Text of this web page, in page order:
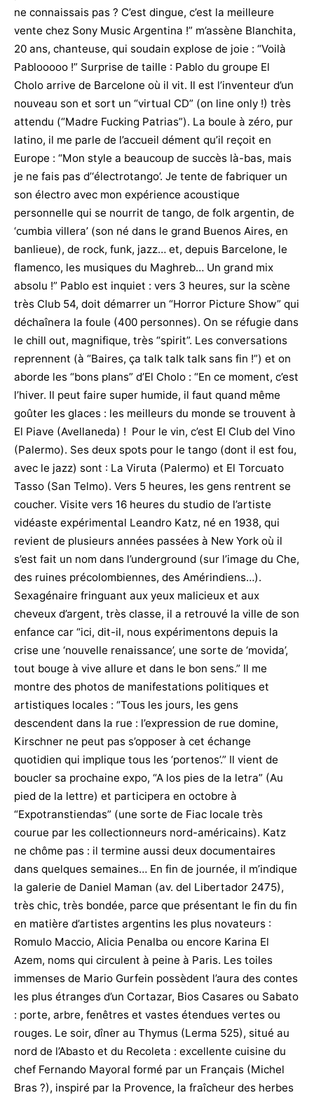
ne connaissais pas ? C’est dingue, c’est la meilleure
vente chez Sony Music Argentina !” m’assène Blanchita,
20 ans, chanteuse, qui soudain explose de joie : “Voilà
Pablooooo !” Surprise de taille : Pablo du groupe El
Cholo arrive de Barcelone où il vit. Il est l’inventeur d’un
nouveau son et sort un “virtual CD” (on line only !) très
attendu (“Madre Fucking Patrias”). La boule à zéro, pur
latino, il me parle de l’accueil dément qu’il reçoit en
Europe : “Mon style a beaucoup de succès là-bas, mais
je ne fais pas d’‘électrotango’. Je tente de fabriquer un
son électro avec mon expérience acoustique
personnelle qui se nourrit de tango, de folk argentin, de
‘cumbia villera’ (son né dans le grand Buenos Aires, en
banlieue), de rock, funk, jazz… et, depuis Barcelone, le
flamenco, les musiques du Maghreb… Un grand mix
absolu !” Pablo est inquiet : vers 3 heures, sur la scène
très Club 54, doit démarrer un “Horror Picture Show” qui
déchaînera la foule (400 personnes). On se réfugie dans
le chill out, magnifique, très “spirit”. Les conversations
reprennent (à “Baires, ça talk talk talk sans fin !”) et on
aborde les “bons plans” d’El Cholo : “En ce moment, c’est
l’hiver. Il peut faire super humide, il faut quand même
goûter les glaces : les meilleurs du monde se trouvent à
El Piave (Avellaneda) ! Pour le vin, c’est El Club del Vino
(Palermo). Ses deux spots pour le tango (dont il est fou,
avec le jazz) sont : La Viruta (Palermo) et El Torcuato
Tasso (San Telmo). Vers 5 heures, les gens rentrent se
coucher. Visite vers 16 heures du studio de l’artiste
vidéaste expérimental Leandro Katz, né en 1938, qui
revient de plusieurs années passées à New York où il
s’est fait un nom dans l’underground (sur l’image du Che,
des ruines précolombiennes, des Amérindiens…).
Sexagénaire fringuant aux yeux malicieux et aux
cheveux d’argent, très classe, il a retrouvé la ville de son
enfance car “ici, dit-il, nous expérimentons depuis la
crise une ‘nouvelle renaissance’, une sorte de ‘movida’,
tout bouge à vive allure et dans le bon sens.” Il me
montre des photos de manifestations politiques et
artistiques locales : “Tous les jours, les gens
descendent dans la rue : l’expression de rue domine,
Kirschner ne peut pas s’opposer à cet échange
quotidien qui implique tous les ‘portenos’.” Il vient de
boucler sa prochaine expo, “A los pies de la letra” (Au
pied de la lettre) et participera en octobre à
“Expotranstiendas” (une sorte de Fiac locale très
courue par les collectionneurs nord-américains). Katz
ne chôme pas : il termine aussi deux documentaires
dans quelques semaines… En fin de journée, il m’indique
la galerie de Daniel Maman (av. del Libertador 2475),
très chic, très bondée, parce que présentant le fin du fin
en matière d’artistes argentins les plus novateurs :
Romulo Maccio, Alicia Penalba ou encore Karina El
Azem, noms qui circulent à peine à Paris. Les toiles
immenses de Mario Gurfein possèdent l’aura des contes
les plus étranges d’un Cortazar, Bios Casares ou Sabato
: porte, arbre, fenêtres et vastes étendues vertes ou
rouges. Le soir, dîner au Thymus (Lerma 525), situé au
nord de l’Abasto et du Recoleta : excellente cuisine du
chef Fernando Mayoral formé par un Français (Michel
Bras ?), inspiré par la Provence, la fraîcheur des herbes